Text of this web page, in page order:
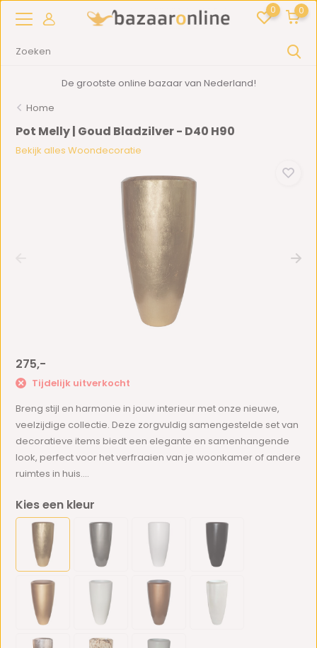
0 0
De grootste online bazaar van Nederland!
Home
Pot Melly | Goud Bladzilver - D40 H90
Bekijk alles Woondecoratie
275,-
Tijdelijk uitverkocht
Breng stijl en harmonie in jouw interieur met onze nieuwe,
veelzijdige collectie. Deze zorgvuldig samengestelde set van
decoratieve items biedt een elegante en samenhangende
look, perfect voor het verfraaien van je woonkamer of andere
ruimtes in huis....
Kies een kleur